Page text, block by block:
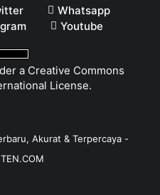
Whatsapp
Youtube
a Creative Commons
License.
Akurat & Terpercaya -